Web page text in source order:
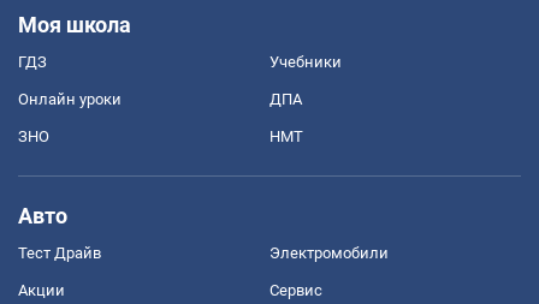
Моя школа
ГДЗ Учебники
Онлайн уроки ДПА
ЗНО НМТ
Авто
Тест Драйв Электромобили
Акции Сервис